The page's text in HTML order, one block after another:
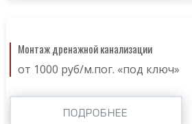
Монтаж дренажной канализации
от 1000 руб/м.пог. «под ключ»
ПОДРОБНЕЕ